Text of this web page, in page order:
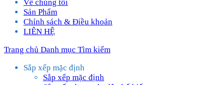
Về chúng tôi
Sản Phẩm
Chính sách & Điều khoản
LIÊN HỆ
Trang chủ Danh mục Tìm kiếm
Sắp xếp mặc định
Sắp xếp mặc định